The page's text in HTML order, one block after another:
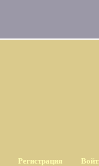
Регистрация